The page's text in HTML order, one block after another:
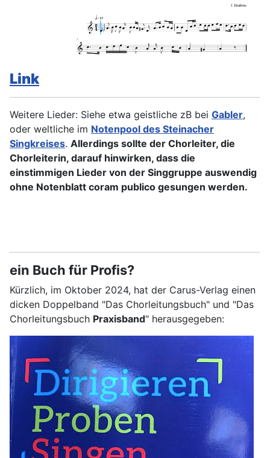
Link
Weitere Lieder: Siehe etwa geistliche zB bei Gabler,
oder weltliche im Notenpool des Steinacher
Singkreises. Allerdings sollte der Chorleiter, die
Chorleiterin, darauf hinwirken, dass die
einstimmigen Lieder von der Singgruppe auswendig
ohne Notenblatt coram publico gesungen werden.
ein Buch für Profis?
Kürzlich, im Oktober 2024, hat der Carus-Verlag einen
dicken Doppelband "Das Chorleitungsbuch" und "Das
Chorleitungsbuch Praxisband" herausgegeben: